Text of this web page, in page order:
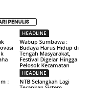
PENULIS
HEADLINE
Wabup Sumbawa :
Budaya Harus Hidup di
Tengah Masyarakat,
Festival Digelar Hingga
Pelosok Kecamatan
:
HEADLINE
NTB Selangkah Lagi